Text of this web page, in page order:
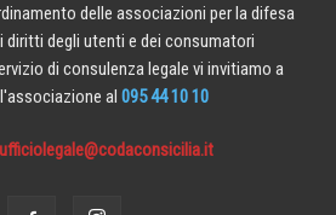
delle associazioni per la difesa
diritti degli utenti e dei consumatori
di consulenza legale vi invitiamo a
al 095 44 10 10
ufficiolegale@codaconsicilia.it